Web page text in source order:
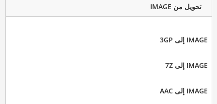
تحويل من IMAGE
IMAGE إلى 3GP
IMAGE إلى 7Z
IMAGE إلى AAC